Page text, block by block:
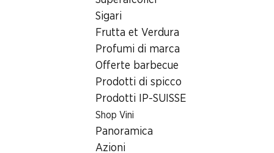
Sigari
Frutta et Verdura
Profumi di marca
Offerte barbecue
Prodotti di spicco
Prodotti IP-SUISSE
Shop Vini
Panoramica
Azioni
Jonentalstrasse 1, 8910 Affoltern am Albis
Orari di apertura